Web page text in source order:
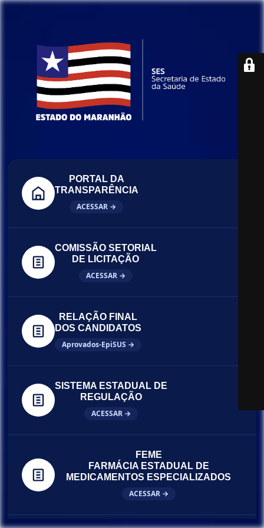
PORTAL DA
TRANSPARÊNCIA
ACESSAR →
COMISSÃO SETORIAL
DE LICITAÇÃO
ACESSAR →
RELAÇÃO FINAL
DOS CANDIDATOS
Aprovados-EpiSUS →
SISTEMA ESTADUAL DE
REGULAÇÃO
ACESSAR →
FEME
FARMÁCIA ESTADUAL DE
MEDICAMENTOS ESPECIALIZADOS
ACESSAR →